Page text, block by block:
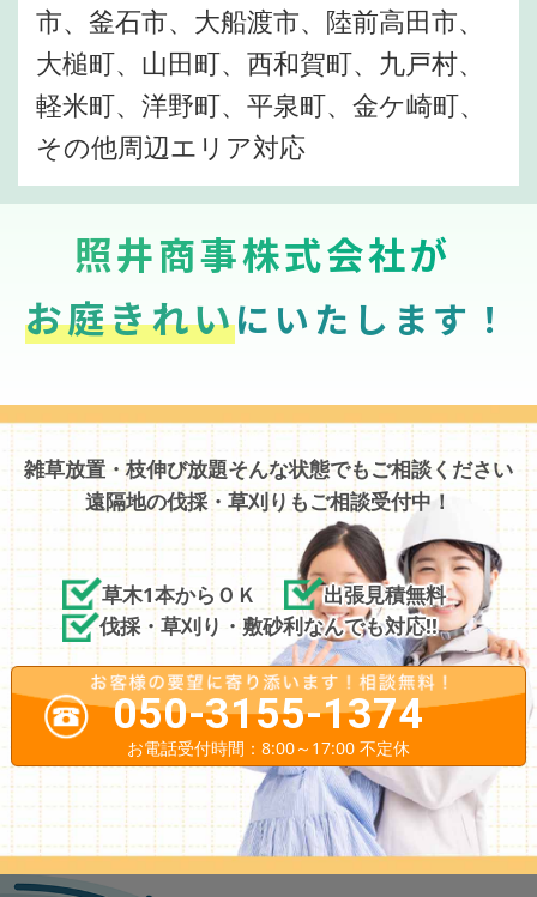
市、釜石市、大船渡市、陸前高田市、
大槌町、山田町、西和賀町、九戸村、
軽米町、洋野町、平泉町、金ケ崎町、
その他周辺エリア対応
照井商事株式会社が
お庭きれいにいたします！
雑草放置・枝伸び放題そんな状態でもご相談ください
遠隔地の伐採・草刈りもご相談受付中！
草木1本からＯＫ
出張見積無料
伐採・草刈り・敷砂利なんでも対応!!
050-3155-1374
お電話受付時間：8:00～17:00 不定休